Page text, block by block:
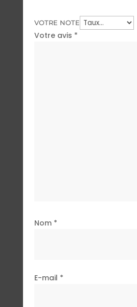
VOTRE NOTE
Votre avis *
Nom *
E-mail *